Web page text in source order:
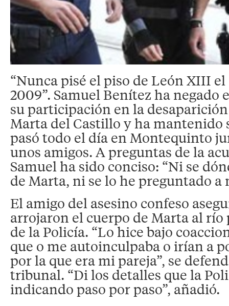
“Nunca pisé el piso de León XIII
2009”. Samuel Benítez ha negado
su participación en la
Marta del Castillo y ha mantenido
pasó todo el día en Montequinto
unos amigos. A preguntas de la
Samuel ha sido conciso: “Ni se
de Marta, ni se lo he preguntado a
El amigo del asesino confeso
arrojaron el cuerpo de Marta al río
de la Policía. “Lo hice bajo
que o me autoinculpaba o irían a
por la que era mi pareja”, se
tribunal. “Di los detalles que la
indicando paso por paso”, añadió.